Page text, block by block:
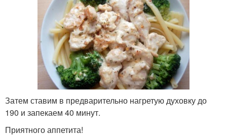
Затем ставим в предварительно нагретую духовку до
190 и запекаем 40 минут.
Приятного аппетита!